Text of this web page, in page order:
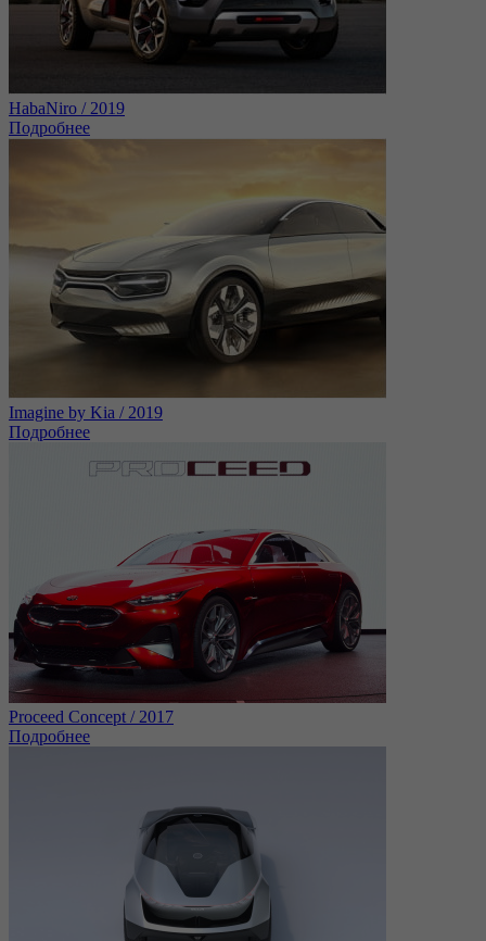
HabaNiro / 2019
Подробнее
Imagine by Kia / 2019
Подробнее
Proceed Concept / 2017
Подробнее